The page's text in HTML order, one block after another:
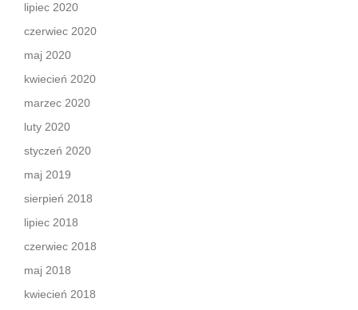
lipiec 2020
czerwiec 2020
maj 2020
kwiecień 2020
marzec 2020
luty 2020
styczeń 2020
maj 2019
sierpień 2018
lipiec 2018
czerwiec 2018
maj 2018
kwiecień 2018